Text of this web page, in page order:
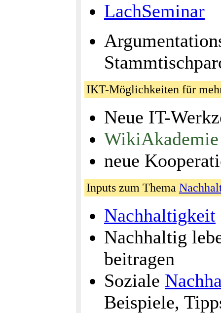
LachSeminar
IKT-Möglichkeiten für
Neue IT-
WikiAkademie
neue
Inputs zum Thema
Nachhaltigkeit
Nachhaltig
beitragen
Soziale
Beispiele,